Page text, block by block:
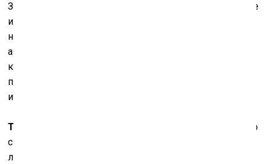
Зачастую при съёмках случается импровизация: новые
идеи, новые комбинации, новые движения приходят
на площадке, уже при виде подготовленных и одетых
актёров в костюмах. У нас нет съёмки кадров, сам
кадр появляется и выстраивается в постпродакшне,
поэтому когда какие-то блоки и эпизоды построены,
иногда возникает идея поменять их местами.
Т.А.:
Но постоянное присутствие в нашем деле общего
смысла того, что мы хотим сделать, парит, как
летающая тарелка, и никуда не исчезает.